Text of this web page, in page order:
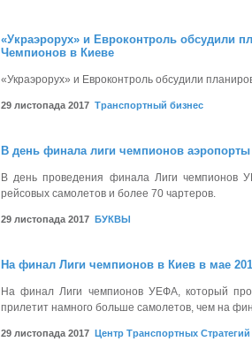
«Украэрорух» и Евроконтроль обсудили
Чемпионов в Киеве
«Украэрорух» и Евроконтроль обсудили
29 листопада 2017 Транспортный бизнес
В день финала лиги чемпионов
В день проведения финала Лиги чемпионов
рейсовых самолетов и более 70 чартеров.
29 листопада 2017 БУКВЫ
На финал Лиги чемпионов в Киев в мае
На финал Лиги чемпионов УЕФА, который
прилетит намного больше самолетов, чем на
29 листопада 2017 Центр Транспортных Стратегий